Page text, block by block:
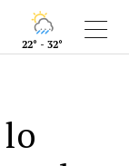
22° - 32°